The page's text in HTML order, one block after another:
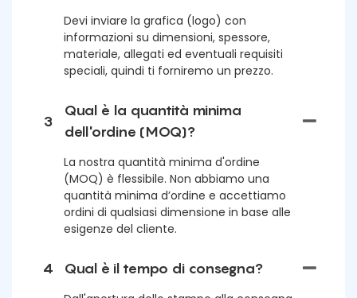
Devi inviare la grafica (logo) con
informazioni su dimensioni, spessore,
materiale, allegati ed eventuali requisiti
speciali, quindi ti forniremo un prezzo.
3
Qual è la quantità minima
dell'ordine (MOQ)?
La nostra quantità minima d'ordine
(MOQ) è flessibile. Non abbiamo una
quantità minima d’ordine e accettiamo
ordini di qualsiasi dimensione in base alle
esigenze del cliente.
4 Qual è il tempo di consegna?